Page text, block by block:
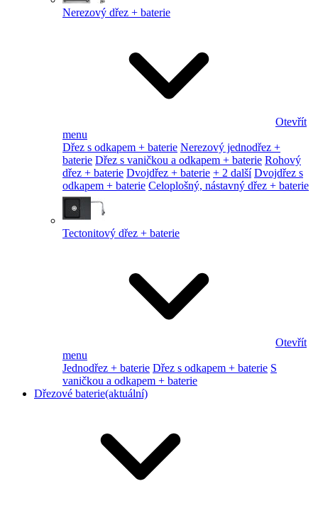
Nerezový dřez + baterie
Otevřít
menu
Dřez s odkapem + baterie Nerezový jednodřez +
baterie Dřez s vaničkou a odkapem + baterie Rohový
dřez + baterie Dvojdřez + baterie + 2 další Dvojdřez s
odkapem + baterie Celoplošný, nástavný dřez + baterie
Tectonitový dřez + baterie
Otevřít
menu
Jednodřez + baterie Dřez s odkapem + baterie S
vaničkou a odkapem + baterie
Dřezové baterie(aktuální)